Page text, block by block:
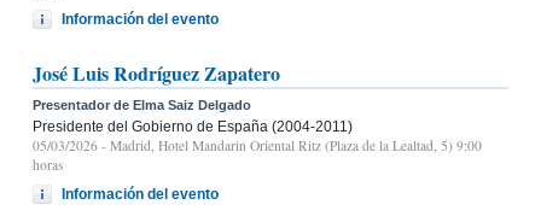
Información del evento
José Luis Rodríguez Zapatero
Presentador de Elma Saiz Delgado
Presidente del Gobierno de España (2004-2011)
05/03/2026 - Madrid, Hotel Mandarin Oriental Ritz (Plaza de la Lealtad, 5) 9:00
horas
Información del evento